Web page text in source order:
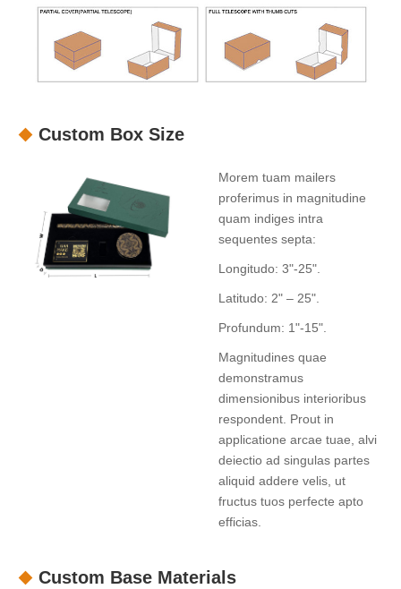
Custom Box Size
Morem tuam mailers
proferimus in magnitudine
quam indiges intra
sequentes septa:
Longitudo: 3"-25".
Latitudo: 2" – 25".
Profundum: 1"-15".
Magnitudines quae
demonstramus
dimensionibus interioribus
respondent. Prout in
applicatione arcae tuae, alvi
deiectio ad singulas partes
aliquid addere velis, ut
fructus tuos perfecte apto
efficias.
Custom Base Materials